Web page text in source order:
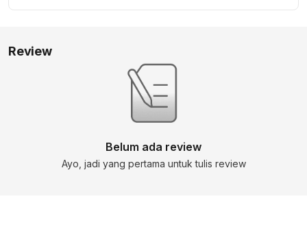
Review
Belum ada review
Ayo, jadi yang pertama untuk tulis review